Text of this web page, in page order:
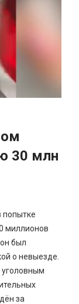
30 млн
попытке
миллионов
был
о невыезде.
уголовным
за